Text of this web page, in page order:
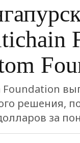
Foundation
решения,
за